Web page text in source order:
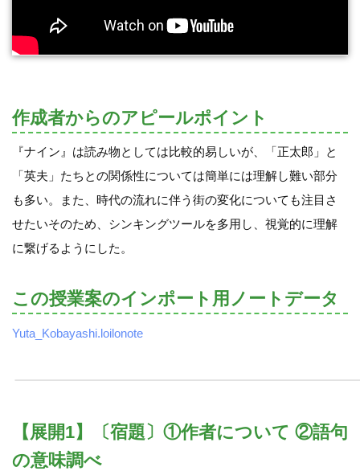
作成者からのアピールポイント
『ナイン』は読み物としては比較的易しいが、「正太郎」と
「英夫」たちとの関係性については簡単には理解し難い部分
も多い。また、時代の流れに伴う街の変化についても注目さ
せたいそのため、シンキングツールを多用し、視覚的に理解
に繋げるようにした。
この授業案のインポート用ノートデータ
Yuta_Kobayashi.loilonote
【展開1】〔宿題〕①作者について ②語句
の意味調べ